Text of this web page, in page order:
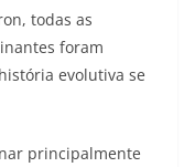
todas as
foram
evolutiva se
principalmente